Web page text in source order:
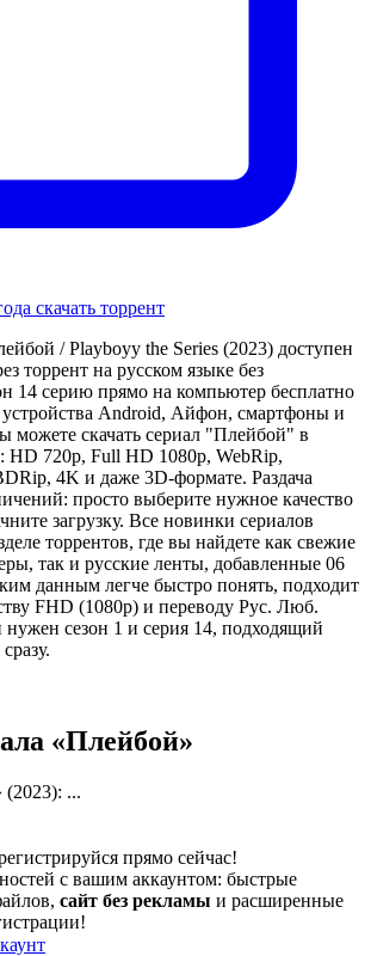
скачать торрент
/ Playboyy the Series (2023) доступен
торрент на русском языке без
14 серию прямо на компьютер бесплатно
Android, Айфон, смартфоны и
можете скачать сериал "Плейбой" в
HD 720p, Full HD 1080p, WebRip,
4K и даже 3D-формате. Раздача
просто выберите нужное качество
загрузку. Все новинки сериалов
торрентов, где вы найдете как свежие
так и русские ленты, добавленные 06
данным легче быстро понять, подходит
FHD (1080p) и переводу Рус. Люб.
нужен сезон 1 и серия 14, подходящий
«Плейбой»
...
прямо сейчас!
с вашим аккаунтом: быстрые
сайт без рекламы и расширенные